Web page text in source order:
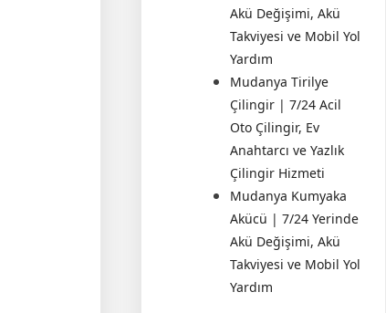
Akü Değişimi, Akü
Takviyesi ve Mobil Yol
Yardım
Mudanya Tirilye
Çilingir | 7/24 Acil
Oto Çilingir, Ev
Anahtarcı ve Yazlık
Çilingir Hizmeti
Mudanya Kumyaka
Akücü | 7/24 Yerinde
Akü Değişimi, Akü
Takviyesi ve Mobil Yol
Yardım